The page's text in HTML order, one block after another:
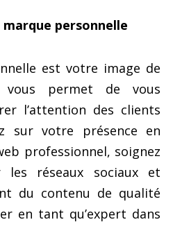
personnelle
est votre image de
vous permet de vous
l’attention des clients
sur votre présence en
professionnel, soignez
les réseaux sociaux et
du contenu de qualité
en tant qu’expert dans